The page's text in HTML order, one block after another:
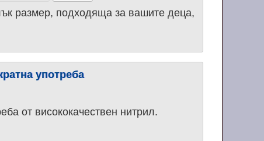
размер, подходяща за вашите деца,
употреба
от висококачествен нитрил.